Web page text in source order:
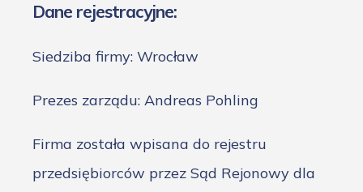
Dane rejestracyjne:
Siedziba firmy: Wrocław
Prezes zarządu: Andreas Pohling
Firma została wpisana do rejestru
przedsiębiorców przez Sąd Rejonowy dla